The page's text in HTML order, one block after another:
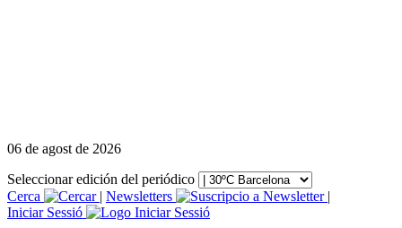
06 de agost de 2026
Seleccionar edición del periódico
Cerca
| Newsletters
|
Iniciar Sessió